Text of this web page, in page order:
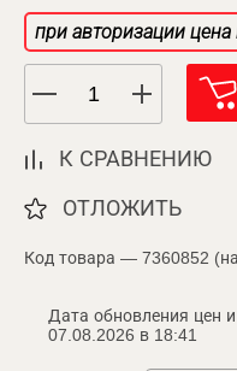
при авторизации
К СРАВНЕНИЮ
ОТЛОЖИТЬ
Код товара — 7360852
Дата обновления цен
07.08.2026 в 18:41